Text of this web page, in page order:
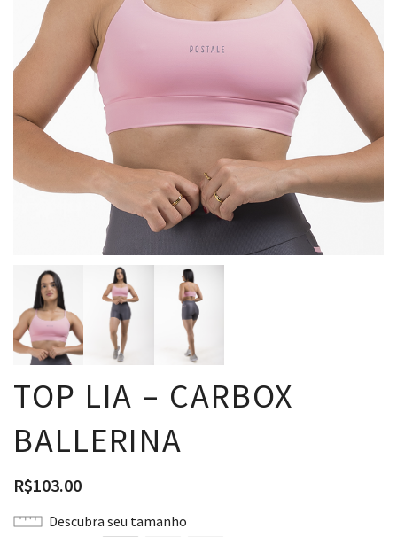
TOP LIA – CARBOX
BALLERINA
R$103.00
Descubra seu tamanho